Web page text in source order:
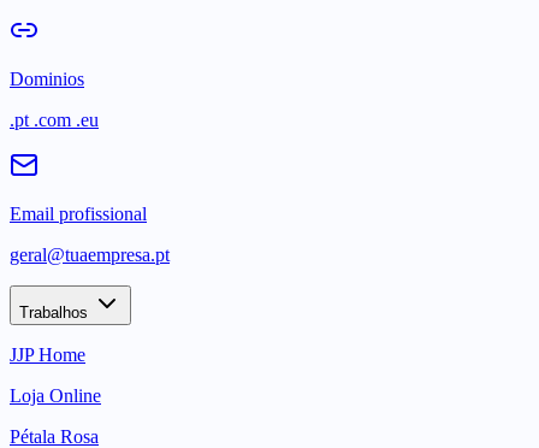
Dominios
.pt .com .eu
Email profissional
geral@tuaempresa.pt
Trabalhos
JJP Home
Loja Online
Pétala Rosa